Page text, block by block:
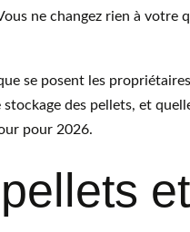
ne changez rien à votre
se posent les
des pellets, et
pour 2026.